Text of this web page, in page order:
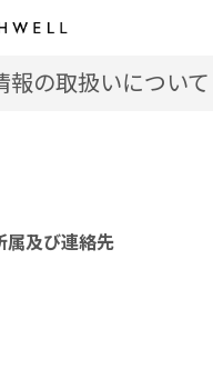
の取扱いについて
属及び連絡先